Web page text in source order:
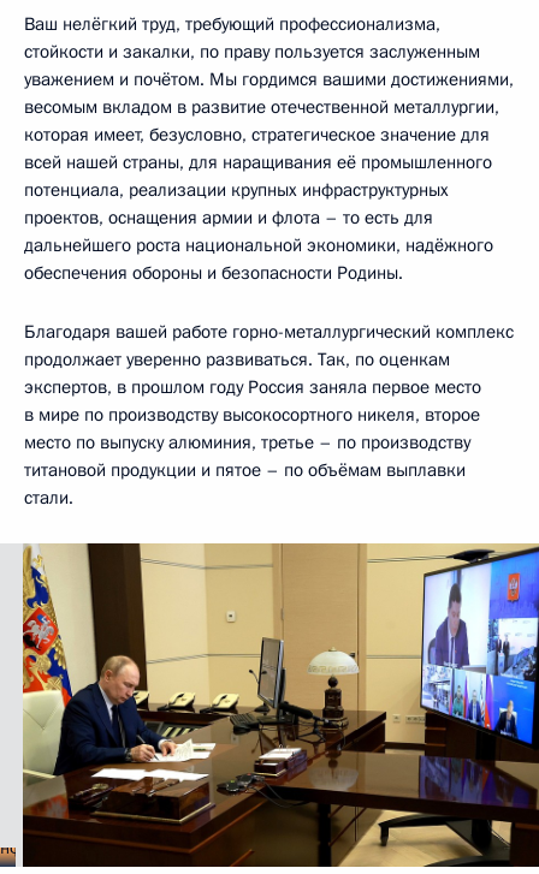
Ваш нелёгкий труд, требующий профессионализма,
стойкости и закалки, по праву пользуется заслуженным
уважением и почётом. Мы гордимся вашими достижениями,
весомым вкладом в развитие отечественной металлургии,
которая имеет, безусловно, стратегическое значение для
всей нашей страны, для наращивания её промышленного
потенциала, реализации крупных инфраструктурных
проектов, оснащения армии и флота – то есть для
дальнейшего роста национальной экономики, надёжного
обеспечения обороны и безопасности Родины.
Благодаря вашей работе горно-металлургический комплекс
продолжает уверенно развиваться. Так, по оценкам
экспертов, в прошлом году Россия заняла первое место
в мире по производству высокосортного никеля, второе
место по выпуску алюминия, третье – по производству
титановой продукции и пятое – по объёмам выплавки
стали.